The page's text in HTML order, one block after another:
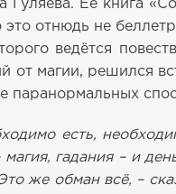
Гуляева. Её книга
отнюдь не
ведётся
от магии, решился
есть,
гадания – и
же обман всё, –